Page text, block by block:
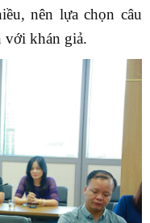
nên lựa chọn câu
với khán giả.